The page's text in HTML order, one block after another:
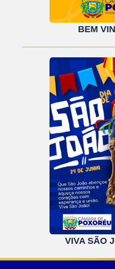
BEM
VIVA SÃO